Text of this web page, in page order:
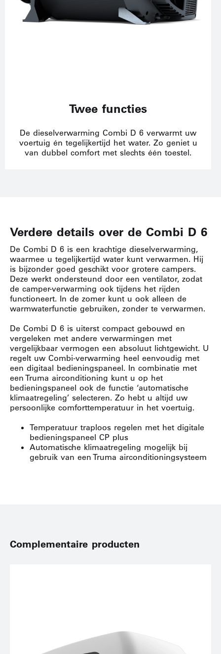
Twee functies
De dieselverwarming Combi D 6 verwarmt uw
voertuig én tegelijkertijd het water. Zo geniet u
van dubbel comfort met slechts één toestel.
Verdere details over de Combi D 6
De Combi D 6 is een krachtige dieselverwarming,
waarmee u tegelijkertijd water kunt verwarmen. Hij
is bijzonder goed geschikt voor grotere campers.
Deze werkt ondersteund door een ventilator, zodat
de camper-verwarming ook tijdens het rijden
functioneert. In de zomer kunt u ook alleen de
warmwaterfunctie gebruiken, zonder te verwarmen.
De Combi D 6 is uiterst compact gebouwd en
vergeleken met andere verwarmingen met
vergelijkbaar vermogen een absoluut lichtgewicht. U
regelt uw Combi-verwarming heel eenvoudig met
een digitaal bedieningspaneel. In combinatie met
een Truma airconditioning kunt u op het
bedieningspaneel ook de functie ‘automatische
klimaatregeling’ selecteren. Zo hebt u altijd uw
persoonlijke comforttemperatuur in het voertuig.
Temperatuur traploos regelen met het digitale
bedieningspaneel CP plus
Automatische klimaatregeling mogelijk bij
gebruik van een Truma airconditioningsysteem
Complementaire producten